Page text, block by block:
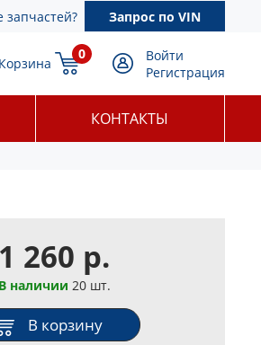
Запрос по VIN
Корзина
0
Войти
Регистрация
КОНТАКТЫ
1 260 р.
В наличии 20 шт.
В корзину